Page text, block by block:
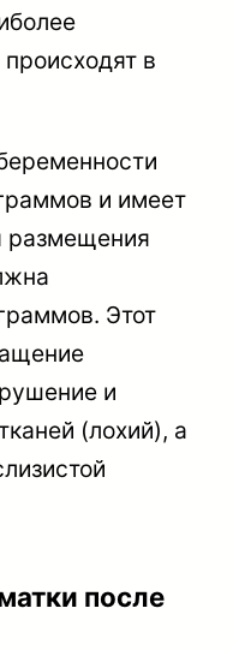
в
и имеет
размещения
Этот
и
(лохий), а
после